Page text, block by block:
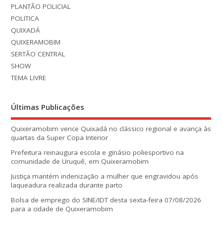
PLANTÃO POLICIAL
POLITICA
QUIXADÁ
QUIXERAMOBIM
SERTÃO CENTRAL
SHOW
TEMA LIVRE
Últimas Publicações
Quixeramobim vence Quixadá no clássico regional e avança às
quartas da Super Copa Interior
Prefeitura reinaugura escola e ginásio poliesportivo na
comunidade de Uruquê, em Quixeramobim
Justiça mantém indenização a mulher que engravidou após
laqueadura realizada durante parto
Bolsa de emprego do SINE/IDT desta sexta-feira 07/08/2026
para a cidade de Quixeramobim